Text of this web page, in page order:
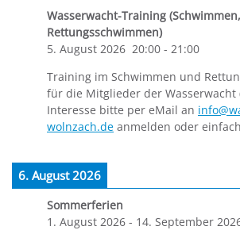
Wasserwacht-Training (Schwimmen,
Rettungsschwimmen)
5. August 2026 20:00 - 21:00
Training im Schwimmen und
für die Mitglieder der Wasserwacht
Interesse bitte per eMail an
wolnzach.de anmelden oder
6. August 2026
Sommerferien
1. August 2026 - 14. September